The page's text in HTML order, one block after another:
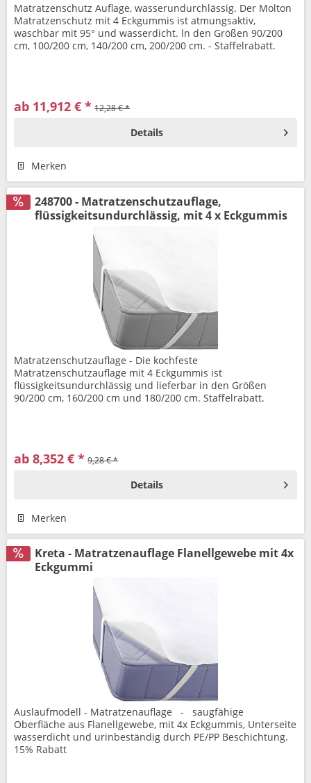
Matratzenschutz Auflage, wasserundurchlässig. Der Molton
Matratzenschutz mit 4 Eckgummis ist atmungsaktiv,
waschbar mit 95° und wasserdicht. ln den Größen 90/200
cm, 100/200 cm, 140/200 cm, 200/200 cm. - Staffelrabatt.
ab 11,912 € * 12,28 € *
Details
Merken
248700 - Matratzenschutzauflage,
flüssigkeitsundurchlässig, mit 4 x Eckgummis
Matratzenschutzauflage - Die kochfeste
Matratzenschutzauflage mit 4 Eckgummis ist
flüssigkeitsundurchlässig und lieferbar in den Größen
90/200 cm, 160/200 cm und 180/200 cm. Staffelrabatt.
ab 8,352 € * 9,28 € *
Details
Merken
Kreta - Matratzenauflage Flanellgewebe mit 4x
Eckgummi
Auslaufmodell - Matratzenauflage - saugfähige
Oberfläche aus Flanellgewebe, mit 4x Eckgummis, Unterseite
wasserdicht und urinbeständig durch PE/PP Beschichtung.
15% Rabatt